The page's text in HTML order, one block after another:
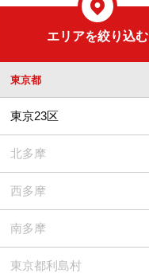
エリアを絞り込む
東京都
東京23区
北多摩
西多摩
南多摩
東京都利島村